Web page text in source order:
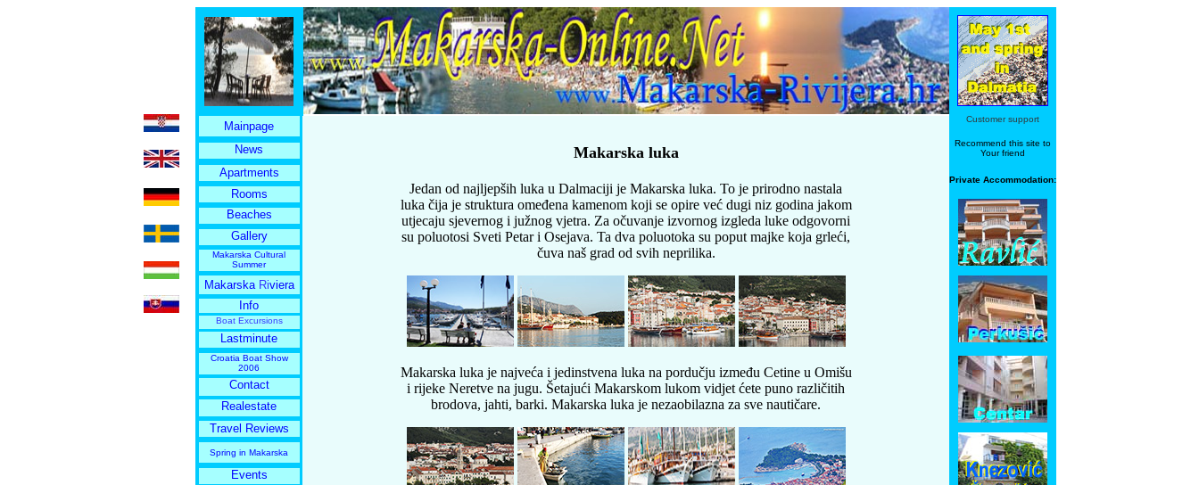
Customer support
Recommend this site to
Your friend
Private Accommodation:
Mainpage
News
Apartments
Rooms
Beaches
Gallery
Makarska Cultural
Summer
Makarska Riviera
Info
Boat Excursions
Lastminute
Croatia Boat Show
2006
Contact
Realestate
Travel Reviews
Spring in Makarska
Events
Makarska luka
Jedan od najljepših luka u Dalmaciji je Makarska luka. To je prirodno nastala
luka čija je struktura omeđena kamenom koji se opire već dugi niz godina jakom
utjecaju sjevernog i južnog vjetra. Za očuvanje izvornog izgleda luke odgovorni
su poluotosi Sveti Petar i Osejava. Ta dva poluotoka su poput majke koja grleći,
čuva naš grad od svih neprilika.
Makarska luka je najveća i jedinstvena luka na pordučju između Cetine u Omišu
i rijeke Neretve na jugu. Šetajući Makarskom lukom vidjet ćete puno različitih
brodova, jahti, barki. Makarska luka je nezaobilazna za sve nautičare.